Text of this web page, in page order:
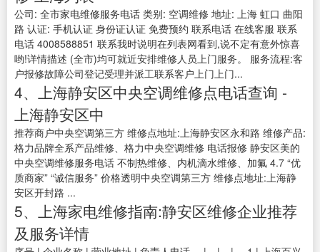
公司: 全市家电维修服务电话 类别: 空调维修 地址: 上海 虹口 曲阳
路 认证: 手机认证 身份证认证 免费预约 联系电话 在线客服 联系
电话 4008588851 联系我时说明在列表网看到,说不定有意外惊喜
哟!详情描述 (全市)均可就近安排维修人员上门服务。 服务流程:客
户报修故障公司登记受理并派工联系客户上门上门...
4、上海静安区中央空调维修点电话查询 -
上海静安区中
推荐商户中央空调第三方 维修点地址:上海静安区永和路 维修产品:
格力品牌全系产品维修、格力中央空调维修 电话报修 静安区美的
中央空调维修服务电话 不制热维修、内机滴水维修、加氟 4.7 “优
质商家” “诚信服务” 价格透明中央空调第三方 维修点地址:上海静
安区开封路 ...
5、上海家电维修指南:静安区维修企业推荐
及服务详情